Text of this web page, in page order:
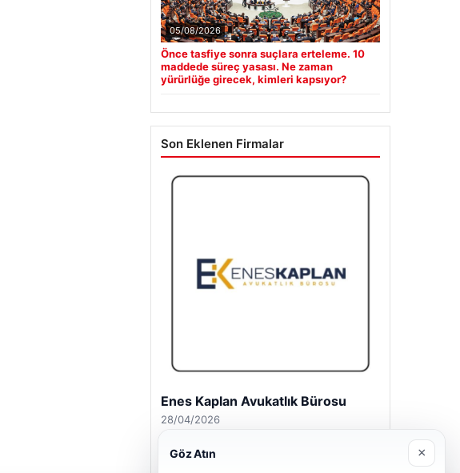
05/08/2026
Önce tasfiye sonra suçlara erteleme. 10
maddede süreç yasası. Ne zaman
yürürlüğe girecek, kimleri kapsıyor?
28/04/2026
Göz Atın ×